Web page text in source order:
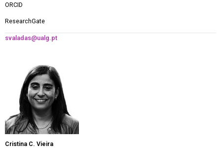
ORCID
ResearchGate
svaladas@ualg.pt
Cristina C. Vieira